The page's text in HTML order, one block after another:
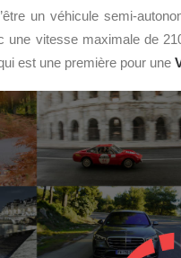
un véhicule semi-
une vitesse maximale de
est une première pour une